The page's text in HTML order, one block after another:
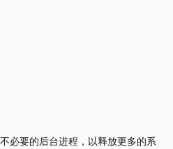
必要的后台进程，以释放更多的系